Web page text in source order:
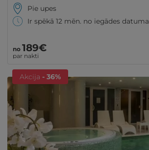
Pie upes
Ir spēkā 12 mēn. no iegādes datuma
no 189€
par nakti
Akcija - 36%